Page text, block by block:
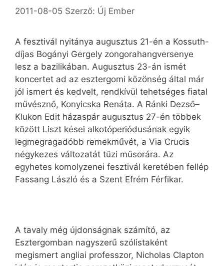
2011-08-05 Szerző: Új Ember
A fesztivál nyitánya augusztus 21-én a Kossuth-
díjas Bogányi Gergely zongorahangversenye
lesz a bazilikában. Augusztus 23-án ismét
koncertet ad az esztergomi közönség által már
jól ismert és kedvelt, rendkívül tehetséges fiatal
művésznő, Konyicska Renáta. A Ránki Dezső–
Klukon Edit házaspár augusztus 27-én többek
között Liszt kései alkotóperiódusának egyik
legmegragadóbb remekművét, a Via Crucis
négykezes változatát tűzi műsorára. Az
egyhetes komolyzenei fesztivál keretében fellép
Fassang László és a Szent Efrém Férfikar.
A tavaly még újdonságnak számító, az
Esztergomban nagyszerű szólistaként
megismert angliai professzor, Nicholas Clapton